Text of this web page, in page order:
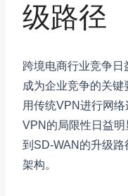
级路径
跨境电商行业竞争
成为企业竞争的关
用传统VPN进行网络
VPN的局限性日益
到SD-WAN的升级
架构。